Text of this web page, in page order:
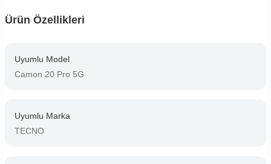
Ürün Özellikleri
Uyumlu Model
Camon 20 Pro 5G
Uyumlu Marka
TECNO